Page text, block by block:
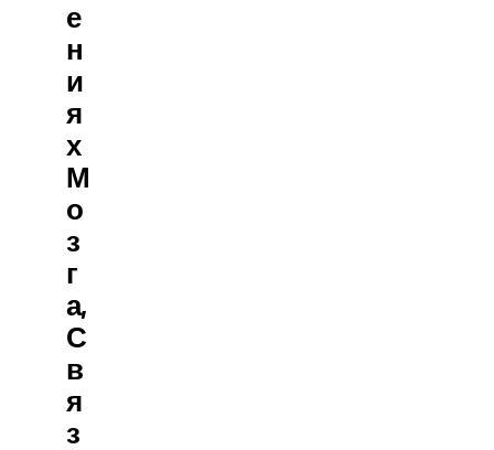
Е
Н
И
Я
Х
М
О
З
Г
А,
С
В
Я
З